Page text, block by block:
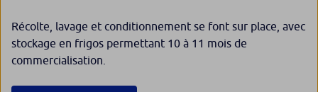
Récolte, lavage et conditionnement se font sur place, avec
stockage en frigos permettant 10 à 11 mois de
commercialisation.